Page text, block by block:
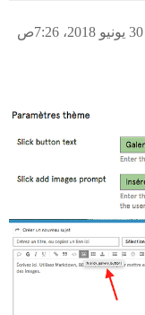
30 يونيو 2018، 7:26ص